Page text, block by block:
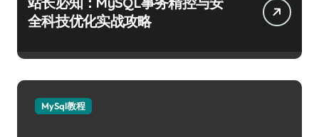
全科技优化实战攻略
MySql教程